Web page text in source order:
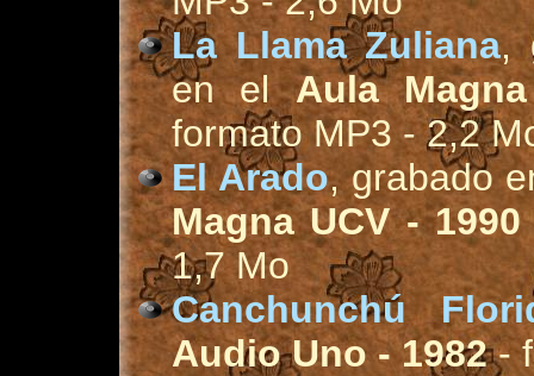
La Llama Zuliana,
en elAula
formato MP3 - 2,2
El Arado, grabado
Magna UCV - 1990
1,7 Mo
Canchunchú
Audio Uno - 1982-